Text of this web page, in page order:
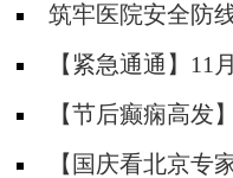
筑牢医院安全防
防安全培训纪实
【紧急通通】11
神经内科胡颖教授
【节后癫痫高发
院陈葵博士免费会
【国庆看北京专